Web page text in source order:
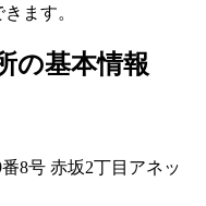
ます。
の基本情報
8号 赤坂2丁目アネッ